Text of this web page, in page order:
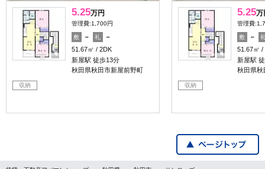
5.25万円
管理費:1,700円
敷 － 礼
－
51.67㎡
2DK
新屋駅 徒歩13分
秋田県秋田市新屋前野町
収納
5.25万
管理費
敷 －
51.67㎡
新屋駅
秋田県秋
収納